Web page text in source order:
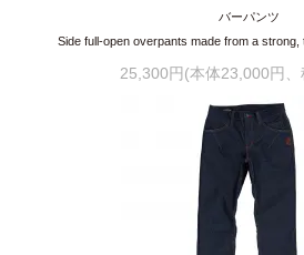
バーパンツ
Side full-open overpants made from a strong,
25,300円(本体23,000円